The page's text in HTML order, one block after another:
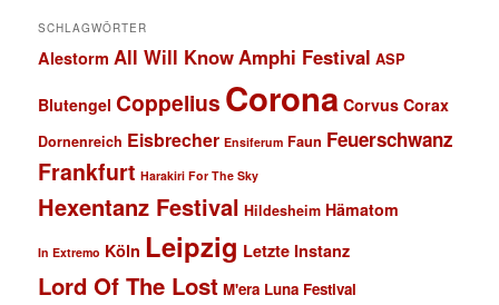
SCHLAGWÖRTER
Alestorm All Will KnowAmphi Festival ASP
Blutengel Coppelius Corona Corvus Corax
Dornenreich Eisbrecher Ensiferum Faun Feuerschwanz
Frankfurt Harakiri For The Sky
Hexentanz Festival Hildesheim Hämatom
In Extremo Köln Leipzig Letzte Instanz
Lord Of The Lost M'era Luna Festival